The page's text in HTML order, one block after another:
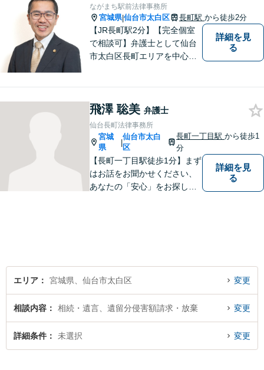
ながまち駅前法律事務所
宮城県|仙台市太白区 長町駅 から徒歩2分
【JR長町駅2分】【完全個室
で相談可】弁護士として仙台
市太白区長町エリアを中心
いただきます。 親身になって
お話を聴かせていただきます
ので、お気軽にご相談くださ
い。
詳細を見
る
飛澤 聡美 弁護士
仙台長町法律事務所
宮城
県
|
仙台市太白
区
長町一丁目駅から徒歩1
分
【長町一丁目駅徒歩1分】まず
はお話をお聞かせください、
あなたの「安心」をお探しし
ださい。
詳細を見
る
エリア 宮城県、仙台市太白区 変更
相談内容 相続・遺言、遺留分侵害額請求・放棄 変更
詳細条件 未選択 変更